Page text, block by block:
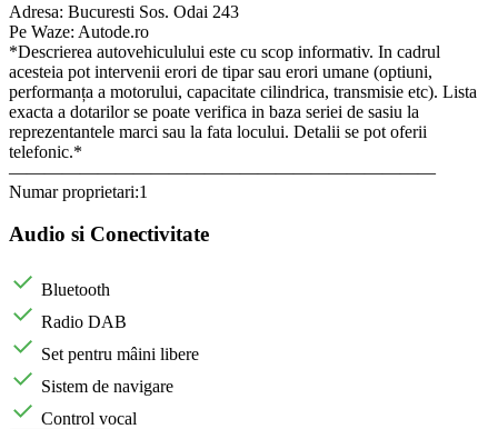
Adresa: Bucuresti Sos. Odai 243
Pe Waze: Autode.ro
*Descrierea autovehiculului este cu scop informativ. In cadrul
acesteia pot intervenii erori de tipar sau erori umane (optiuni,
performanța a motorului, capacitate cilindrica, transmisie etc). Lista
exacta a dotarilor se poate verifica in baza seriei de sasiu la
reprezentantele marci sau la fata locului. Detalii se pot oferii
telefonic.*
————————————————————————
Numar proprietari:1
Audio si Conectivitate
Bluetooth
Radio DAB
Set pentru mâini libere
Sistem de navigare
Control vocal